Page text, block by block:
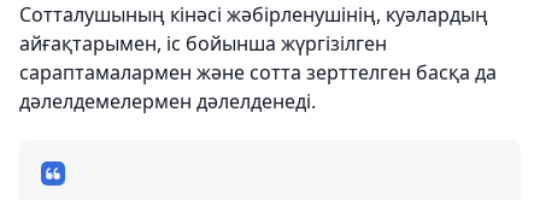
Сотталушының кінәсі жәбірленушінің, куәлардың
айғақтарымен, іс бойынша жүргізілген
сараптамалармен және сотта зерттелген басқа да
дәлелдемелермен дәлелденеді.